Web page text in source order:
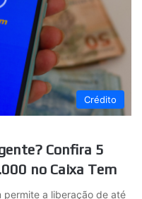
Crédito
Confira 5
no Caixa Tem
permite a liberação de até